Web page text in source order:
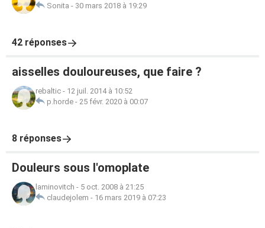
Sonita - 30 mars 2018 à 19:29
42 réponses
aisselles douloureuses, que faire ?
rebaltic - 12 juil. 2014 à 10:52
p.horde - 25 févr. 2020 à 00:07
8 réponses
Douleurs sous l'omoplate
laminovitch - 5 oct. 2008 à 21:25
claudejolem - 16 mars 2019 à 07:23